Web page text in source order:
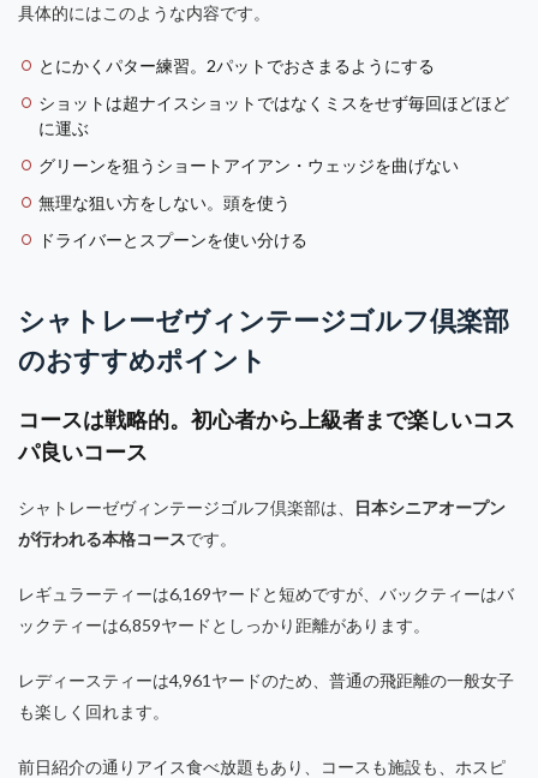
具体的にはこのような内容です。
とにかくパター練習。2パットでおさまるようにする
ショットは超ナイスショットではなくミスをせず毎回ほどほど
に運ぶ
グリーンを狙うショートアイアン・ウェッジを曲げない
無理な狙い方をしない。頭を使う
ドライバーとスプーンを使い分ける
シャトレーゼヴィンテージゴルフ倶楽部
のおすすめポイント
コースは戦略的。初心者から上級者まで楽しいコス
パ良いコース
シャトレーゼヴィンテージゴルフ倶楽部は、
日本シニアオープン
が行われる本格コースです。
レギュラーティーは6,169ヤードと短めですが、バックティーはバ
ックティーは6,859ヤードとしっかり距離があります。
レディースティーは4,961ヤードのため、普通の飛距離の一般女子
も楽しく回れます。
前日紹介の通りアイス食べ放題もあり、コースも施設も、ホスピ